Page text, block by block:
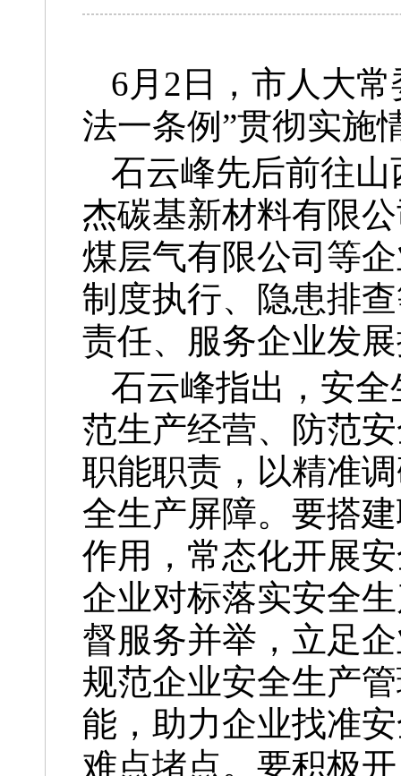
6月2日，市人大
法一条例”贯彻实施
石云峰先后前往
杰碳基新材料有限
煤层气有限公司等
制度执行、隐患排
责任、服务企业发
石云峰指出，安
范生产经营、防范
职能职责，以精准
全生产屏障。要搭
作用，常态化开展
企业对标落实安全
督服务并举，立足
规范企业安全生产
能，助力企业找准
难点堵点。要积极